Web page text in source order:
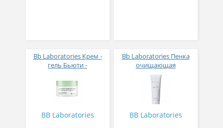
Bb Laboratories Крем -
гель Бьюти -
восстановления кожи от
агрессивной среды 50
BB Laboratories
Bb Laboratories Пенка
очищающая
плацентарная с
увлажняющим
эффектом, 130 гр
BB Laboratories